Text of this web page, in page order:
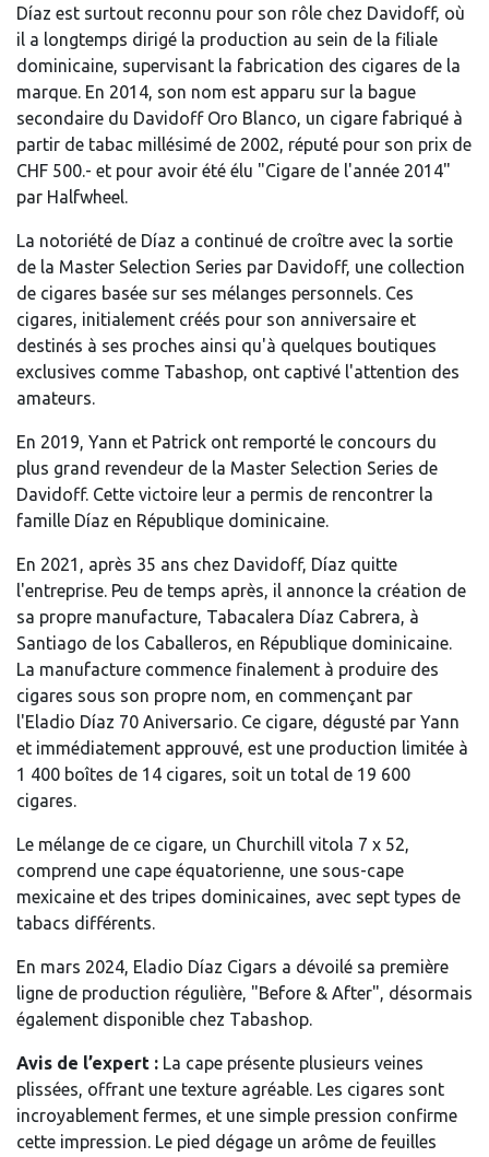
Díaz est surtout reconnu pour son rôle chez Davidoff, où
il a longtemps dirigé la production au sein de la filiale
dominicaine, supervisant la fabrication des cigares de la
marque. En 2014, son nom est apparu sur la bague
secondaire du Davidoff Oro Blanco, un cigare fabriqué à
partir de tabac millésimé de 2002, réputé pour son prix de
CHF 500.- et pour avoir été élu "Cigare de l'année 2014"
par Halfwheel.
La notoriété de Díaz a continué de croître avec la sortie
de la Master Selection Series par Davidoff, une collection
de cigares basée sur ses mélanges personnels. Ces
cigares, initialement créés pour son anniversaire et
destinés à ses proches ainsi qu'à quelques boutiques
exclusives comme Tabashop, ont captivé l'attention des
amateurs.
En 2019, Yann et Patrick ont remporté le concours du
plus grand revendeur de la Master Selection Series de
Davidoff. Cette victoire leur a permis de rencontrer la
famille Díaz en République dominicaine.
En 2021, après 35 ans chez Davidoff, Díaz quitte
l'entreprise. Peu de temps après, il annonce la création de
sa propre manufacture, Tabacalera Díaz Cabrera, à
Santiago de los Caballeros, en République dominicaine.
La manufacture commence finalement à produire des
cigares sous son propre nom, en commençant par
l'Eladio Díaz 70 Aniversario. Ce cigare, dégusté par Yann
et immédiatement approuvé, est une production limitée à
1 400 boîtes de 14 cigares, soit un total de 19 600
cigares.
Le mélange de ce cigare, un Churchill vitola 7 x 52,
comprend une cape équatorienne, une sous-cape
mexicaine et des tripes dominicaines, avec sept types de
tabacs différents.
En mars 2024, Eladio Díaz Cigars a dévoilé sa première
ligne de production régulière, "Before & After", désormais
également disponible chez Tabashop.
Avis de l’expert : La cape présente plusieurs veines
plissées, offrant une texture agréable. Les cigares sont
incroyablement fermes, et une simple pression confirme
cette impression. Le pied dégage un arôme de feuilles